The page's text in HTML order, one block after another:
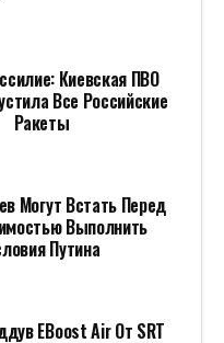
Киевская ПВО
Все Российские
Ракеты
Могут Встать Перед
Выполнить
Путина
EBoost Air От SRT